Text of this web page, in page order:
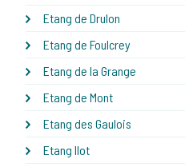
Etang de Drulon
Etang de Foulcrey
Etang de la Grange
Etang de Mont
Etang des Gaulois
Etang Ilot